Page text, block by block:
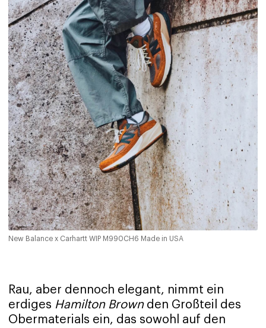
New Balance x Carhartt WIP M990CH6 Made in USA
Rau, aber dennoch elegant, nimmt ein
erdiges Hamilton Brownden Großteil des
Obermaterials ein, das sowohl auf den